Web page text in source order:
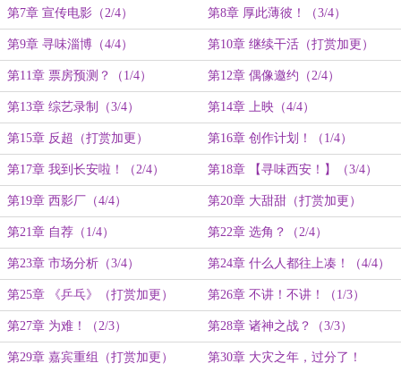
更）
第7章 宣传电影（2/4） 第8章 厚此薄彼！（3/4）
第9章 寻味淄博（4/4） 第10章 继续干活（打赏加更）
第11章 票房预测？（1/4） 第12章 偶像邀约（2/4）
第13章 综艺录制（3/4） 第14章 上映（4/4）
第15章 反超（打赏加更） 第16章 创作计划！（1/4）
第17章 我到长安啦！（2/4） 第18章 【寻味西安！】（3/4）
第19章 西影厂（4/4） 第20章 大甜甜（打赏加更）
第21章 自荐（1/4） 第22章 选角？（2/4）
第23章 市场分析（3/4） 第24章 什么人都往上凑！（4/4）
第25章 《乒乓》（打赏加更） 第26章 不讲！不讲！（1/3）
第27章 为难！（2/3） 第28章 诸神之战？（3/3）
第29章 嘉宾重组（打赏加更） 第30章 大灾之年，过分了！